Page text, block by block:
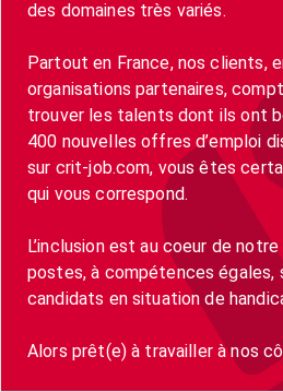
des domaines très variés.
Partout en France, nos clients,
organisations partenaires,
trouver les talents dont ils ont
400 nouvelles offres d’emploi
sur crit-job.com, vous êtes
qui vous correspond.
L’inclusion est au coeur de
postes, à compétences égales,
candidats en situation de